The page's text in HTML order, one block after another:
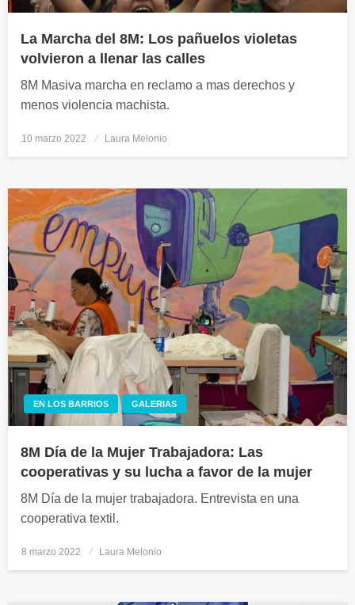
La Marcha del 8M: Los pañuelos violetas
volvieron a llenar las calles
8M Masiva marcha en reclamo a mas derechos y
menos violencia machista.
Publicado
10 marzo 2022 Laura Melonio
EN LOS BARRIOS GALERIAS
8M Día de la Mujer Trabajadora: Las
cooperativas y su lucha a favor de la mujer
8M Día de la mujer trabajadora. Entrevista en una
cooperativa textil.
Publicado
8 marzo 2022 Laura Melonio